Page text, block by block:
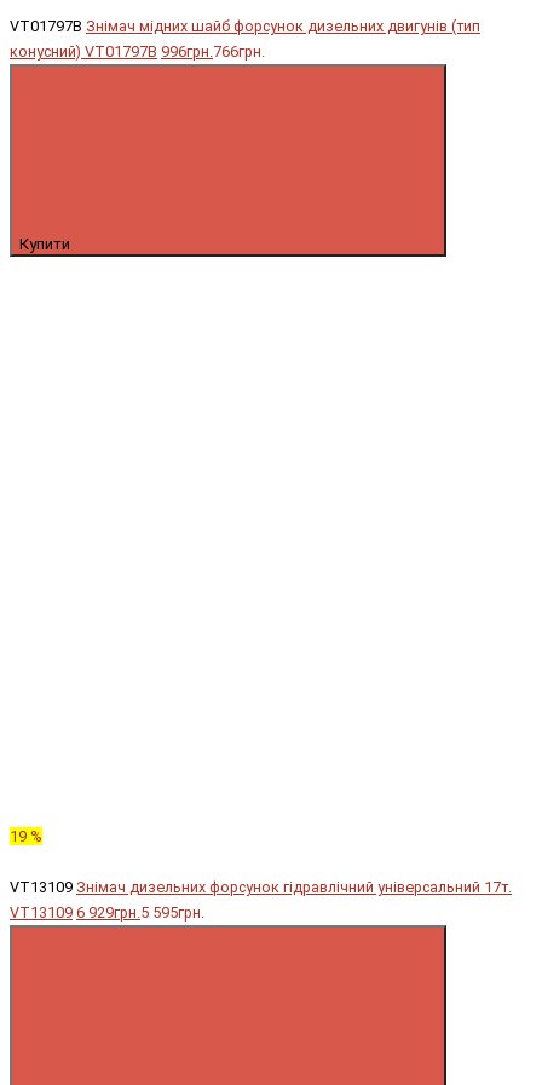
VT01797B Знімач мідних шайб форсунок дизельних двигунів (тип
конусний) VT01797B 996грн.766грн.
Купити
19 %
VT13109 Знімач дизельних форсунок гідравлічний універсальний 17т.
VT13109 6 929грн.5 595грн.